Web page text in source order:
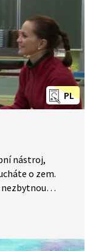
PL
nástroj,
o zem.
nezbytnou
kovová víčka,
nůžky, motouz,